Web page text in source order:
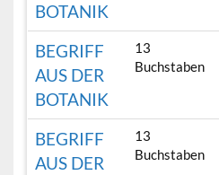
BOTANIK
BEGRIFF
AUS DER
BOTANIK
13
Buchstaben
BEGRIFF
AUS DER
13
Buchstaben